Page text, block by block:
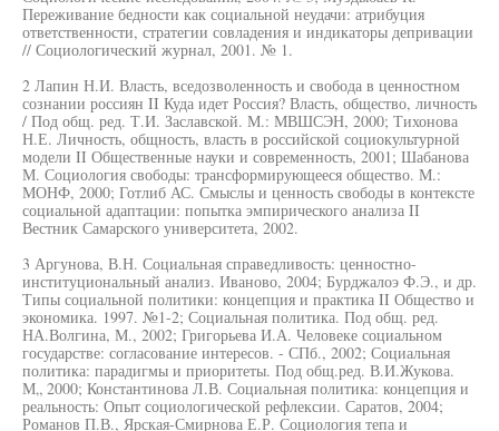
Переживание бедности как социальной неудачи: атрибуция
ответственности, стратегии совладения и индикаторы депривации
// Социологический журнал, 2001. № 1.
2 Лапин Н.И. Власть, вседозволенность и свобода в ценностном
сознании россиян II Куда идет Россия? Власть, общество, личность
/ Под общ. ред. Т.И. Заславской. М.: МВШСЭН, 2000; Тихонова
Н.Е. Личность, общность, власть в российской социокультурной
модели II Общественные науки и современность, 2001; Шабанова
М. Социология свободы: трансформирующееся общество. М.:
МОНФ, 2000; Готлиб АС. Смыслы и ценность свободы в контексте
социальной адаптации: попытка эмпирического анализа II
Вестник Самарского университета, 2002.
3 Аргунова, В.Н. Социальная справедливость: ценностно-
институциональный анализ. Иваново, 2004; Бурджалоэ Ф.Э., и др.
Типы социальной политики: концепция и практика II Общество и
экономика. 1997. №1-2; Социальная политика. Под общ. ред.
НА.Волгина, М., 2002; Григорьева И.А. Человеке социальном
государстве: согласование интересов. - СПб., 2002; Социальная
политика: парадигмы и приоритеты. Под общ.ред. В.И.Жукова.
М„ 2000; Константинова Л.В. Социальная политика: концепция и
реальность: Опыт социологической рефлексии. Саратов, 2004;
Романов П.В., Ярская-Смирнова Е.Р. Социология тепа и